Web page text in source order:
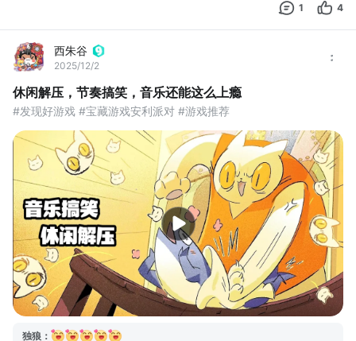
1 4
西朱谷
2025/12/2
休闲解压，节奏搞笑，音乐还能这么上瘾
#发现好游戏 #宝藏游戏安利派对 #游戏推荐
独狼 ：